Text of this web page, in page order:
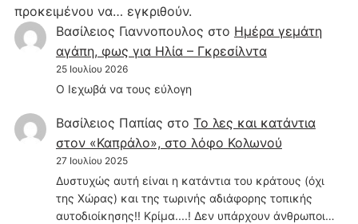
προκειμένου να… εγκριθούν.
Βασίλειος Γιαννοπουλος στο Hμέρα γεμάτη
αγάπη, φως για Ηλία – Γκρεσίλντα
25 Ιουλίου 2026
Ο Ιεχωβά να τους εύλογη
Βασίλειος Παπίας στο Το λες και κατάντια
στον «Καπράλο», στο λόφο Κολωνού
27 Ιουλίου 2025
Δυστυχώς αυτή είναι η κατάντια του κράτους (όχι
της Χώρας) και της τωρινής αδιάφορης τοπικής
αυτοδιοίκησης!! Κρίμα....! Δεν υπάρχουν άνθρωποι…